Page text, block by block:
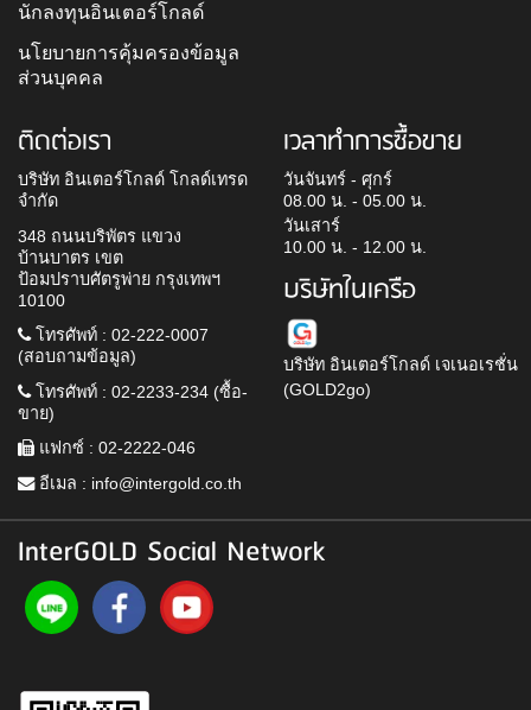
นักลงทุนอินเตอร์โกลด์
นโยบายการคุ้มครองข้อมูล
ส่วนบุคคล
ติดต่อเรา
บริษัท อินเตอร์โกลด์ โกลด์เทรด
จำกัด
348 ถนนบริพัตร แขวง
บ้านบาตร เขต
ป้อมปราบศัตรูพ่าย กรุงเทพฯ
10100
โทรศัพท์ : 02-222-0007
(สอบถามข้อมูล)
โทรศัพท์ : 02-2233-234 (ซื้อ-
ขาย)
แฟกซ์ : 02-2222-046
อีเมล : info@intergold.co.th
เวลาทำการซื้อขาย
วันจันทร์ - ศุกร์
08.00 น. - 05.00 น.
วันเสาร์
10.00 น. - 12.00 น.
บริษัทในเครือ
บริษัท อินเตอร์โกลด์ เจเนอเรชั่น
(GOLD2go)
InterGOLD Social Network